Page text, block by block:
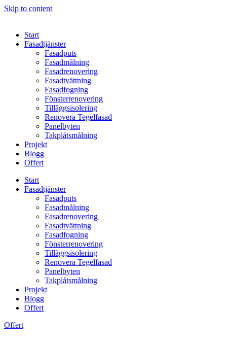
Skip to content
Start
Fasadtjänster
Fasadputs
Fasadmålning
Fasadrenovering
Fasadtvättning
Fasadfogning
Fönsterrenovering
Tilläggsisolering
Renovera Tegelfasad
Panelbyten
Takplåtsmålning
Projekt
Blogg
Offert
Start
Fasadtjänster
Fasadputs
Fasadmålning
Fasadrenovering
Fasadtvättning
Fasadfogning
Fönsterrenovering
Tilläggsisolering
Renovera Tegelfasad
Panelbyten
Takplåtsmålning
Projekt
Blogg
Offert
Offert